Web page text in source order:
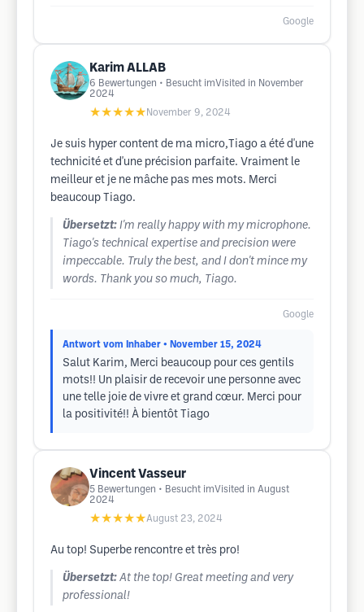
Google
Karim ALLAB
6 Bewertungen • Besucht imVisited in November
2024
★★★★★ November 9, 2024
Je suis hyper content de ma micro,Tiago a été d'une
technicité et d'une précision parfaite. Vraiment le
meilleur et je ne mâche pas mes mots. Merci
beaucoup Tiago.
Übersetzt: I'm really happy with my microphone.
Tiago's technical expertise and precision were
impeccable. Truly the best, and I don't mince my
words. Thank you so much, Tiago.
Google
Antwort vom Inhaber • November 15, 2024
Salut Karim, Merci beaucoup pour ces gentils
mots!! Un plaisir de recevoir une personne avec
une telle joie de vivre et grand cœur. Merci pour
la positivité!! À bientôt Tiago
Vincent Vasseur
5 Bewertungen • Besucht imVisited in August
2024
★★★★★August 23, 2024
Au top! Superbe rencontre et très pro!
Übersetzt: At the top! Great meeting and very
professional!